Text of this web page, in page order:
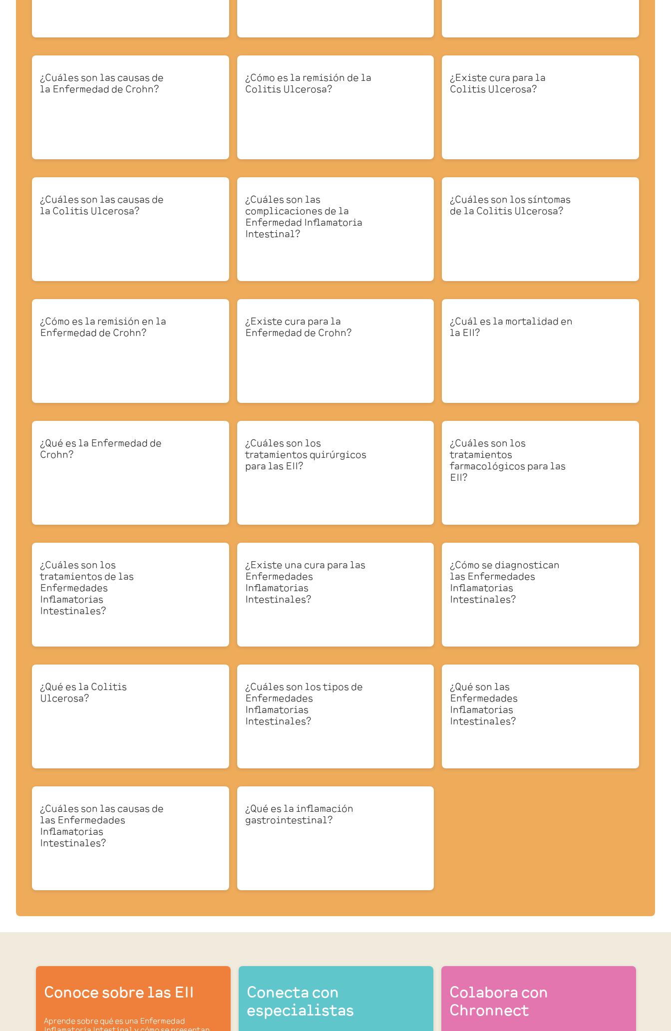
¿Cuáles son las causas de
la Enfermedad de Crohn?
¿Cómo es la remisión de la
Colitis Ulcerosa?
¿Existe cura para la
Colitis Ulcerosa?
¿Cuáles son las causas de
la Colitis Ulcerosa?
¿Cuáles son las
complicaciones de la
Enfermedad Inflamatoria
Intestinal?
¿Cuáles son los síntomas
de la Colitis Ulcerosa?
¿Cómo es la remisión en la
Enfermedad de Crohn?
¿Existe cura para la
Enfermedad de Crohn?
¿Cuál es la mortalidad en
la EII?
¿Qué es la Enfermedad de
Crohn?
¿Cuáles son los
tratamientos quirúrgicos
para las EII?
¿Cuáles son los
tratamientos
farmacológicos para las
EII?
¿Cuáles son los
tratamientos de las
Enfermedades
Inflamatorias
Intestinales?
¿Existe una cura para las
Enfermedades
Inflamatorias
Intestinales?
¿Cómo se diagnostican
las Enfermedades
Inflamatorias
Intestinales?
¿Qué es la Colitis
Ulcerosa?
¿Cuáles son los tipos de
Enfermedades
Inflamatorias
Intestinales?
¿Qué son las
Enfermedades
Inflamatorias
Intestinales?
¿Cuáles son las causas de
las Enfermedades
Inflamatorias
Intestinales?
¿Qué es la inflamación
gastrointestinal?
Conoce sobre las EII
Aprende sobre qué es una Enfermedad
Conecta con
especialistas
Colabora con
Chronnect